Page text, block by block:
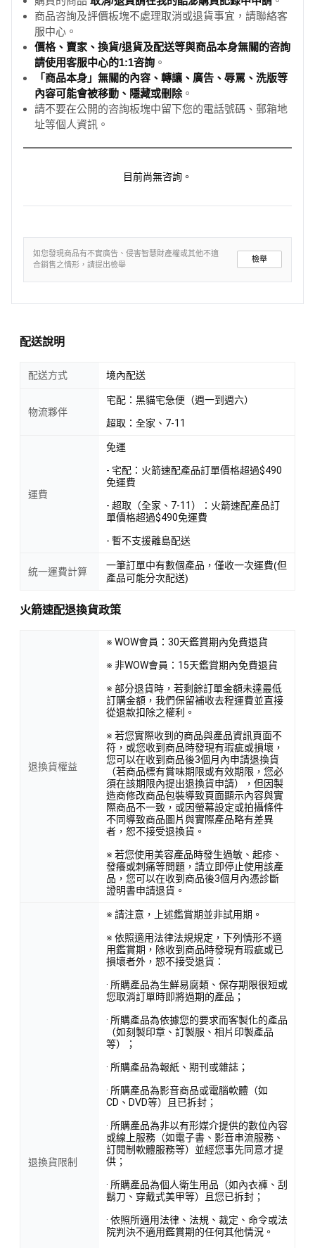
商品咨詢及評價板塊不處理取消或退貨事宜，請聯絡客
服中心。
價格、賣家、換貨/退貨及配送等與商品本身無關的咨詢
請使用客服中心的1:1咨詢 。
「商品本身」無關的內容、轉讓、廣告、辱罵、洗版等
內容可能會被移動、隱藏或刪除。
請不要在公開的咨詢板塊中留下您的電話號碼、郵箱地
址等個人資訊。
目前尚無咨詢。
如您發現商品有不實廣告、侵害智慧財產權或其他不適
合銷售之情形，請提出檢舉
檢舉
配送說明
配送方式 境內配送
物流夥伴
宅配：黑貓宅急便（週一到週六）
超取：全家、7-11
運費
免運
- 宅配：火箭速配產品訂單價格超過$490
免運費
- 超取（全家、7-11）：火箭速配產品訂
單價格超過$490免運費
- 暫不支援離島配送
統一運費計算
一筆訂單中有數個產品，僅收一次運費(但
產品可能分次配送)
火箭速配退換貨政策
退換貨權益
※ WOW會員：30天鑑賞期內免費退貨
※ 非WOW會員：15天鑑賞期內免費退貨
※ 部分退貨時，若剩餘訂單金額未達最低
訂購金額，我們保留補收去程運費並直接
從退款扣除之權利。
※ 若您實際收到的商品與產品資訊頁面不
符，或您收到商品時發現有瑕疵或損壞，
您可以在收到商品後3個月內申請退換貨
（若商品標有賞味期限或有效期限，您必
須在該期限內提出退換貨申請），但因製
造商修改商品包裝導致頁面顯示內容與實
際商品不一致，或因螢幕設定或拍攝條件
不同導致商品圖片與實際產品略有差異
者，恕不接受退換貨。
※ 若您使用美容產品時發生過敏、起疹、
發癢或刺痛等問題，請立即停止使用該產
品，您可以在收到商品後3個月內憑診斷
證明書申請退貨。
退換貨限制
※ 請注意，上述鑑賞期並非試用期。
※ 依照適用法律法規規定，下列情形不適
用鑑賞期，除收到商品時發現有瑕疵或已
損壞者外，恕不接受退貨：
· 所購產品為生鮮易腐類、保存期限很短或
您取消訂單時即將過期的產品；
· 所購產品為依據您的要求而客製化的產品
（如刻製印章、訂製服、相片印製產品
等）；
· 所購產品為報紙、期刊或雜誌；
· 所購產品為影音商品或電腦軟體（如
CD、DVD等）且已拆封；
· 所購產品為非以有形媒介提供的數位內容
或線上服務（如電子書、影音串流服務、
訂閱制軟體服務等）並經您事先同意才提
供；
· 所購產品為個人衛生用品（如內衣褲、刮
鬍刀、穿戴式美甲等）且您已拆封；
· 依照所適用法律、法規、裁定、命令或法
院判決不適用鑑賞期的任何其他情況。